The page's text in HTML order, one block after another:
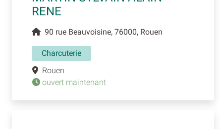
RENE
90 rue Beauvoisine, 76000, Rouen
Charcuterie
Rouen
ouvert maintenant